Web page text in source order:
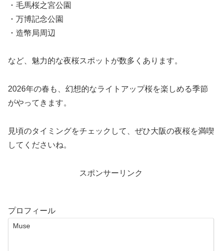
・毛馬桜之宮公園
・万博記念公園
・造幣局周辺
など、魅力的な夜桜スポットが数多くあります。
2026年の春も、幻想的なライトアップ桜を楽しめる季節
がやってきます。
見頃のタイミングをチェックして、ぜひ大阪の夜桜を満喫
してくださいね。
スポンサーリンク
プロフィール
Muse